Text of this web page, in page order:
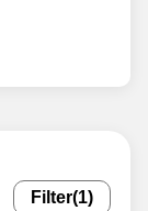
Filter(1)